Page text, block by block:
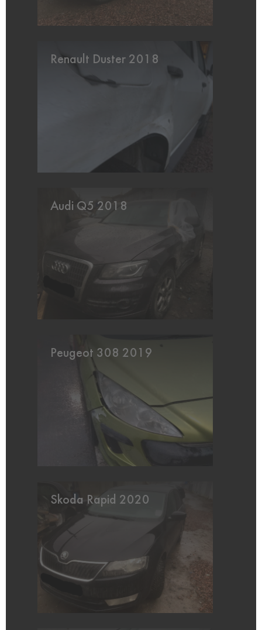
Renault Duster 2018
Audi Q5 2018
Peugeot 308 2019
Skoda Rapid 2020